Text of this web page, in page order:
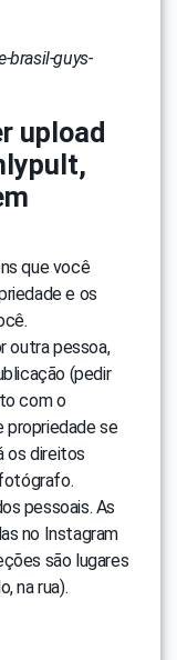
brasil-guys-
upload
que você
e os
outra pessoa,
(pedir
com o
propriedade se
os direitos
pessoais. As
no Instagram
são lugares
na rua).